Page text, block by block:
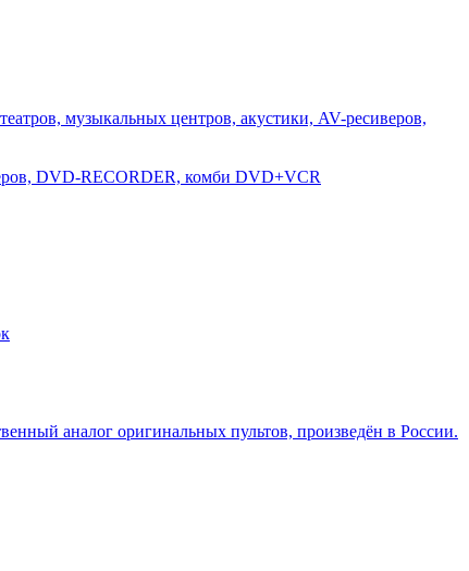
музыкальных центров, акустики, AV-ресиверов,
DVD-RECORDER, комби DVD+VCR
аналог оригинальных пультов, произведён в России.